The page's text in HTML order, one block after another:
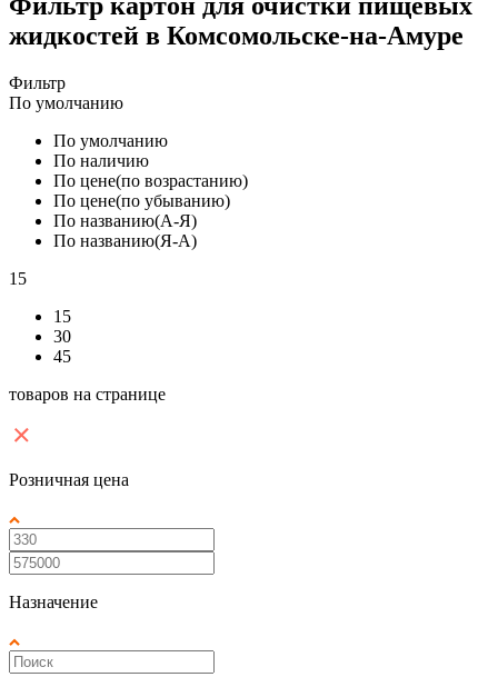
жидкостей в Комсомольске-на-Амуре
Фильтр
По умолчанию
По умолчанию
По наличию
По цене(по возрастанию)
По цене(по убыванию)
По названию(А-Я)
По названию(Я-А)
15
15
30
45
товаров на странице
Розничная цена
Назначение